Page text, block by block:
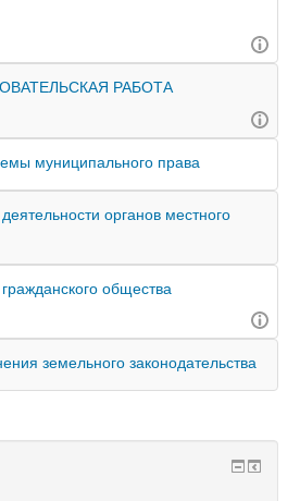
РАБОТА
муниципального права
органов местного
общества
земельного законодательства